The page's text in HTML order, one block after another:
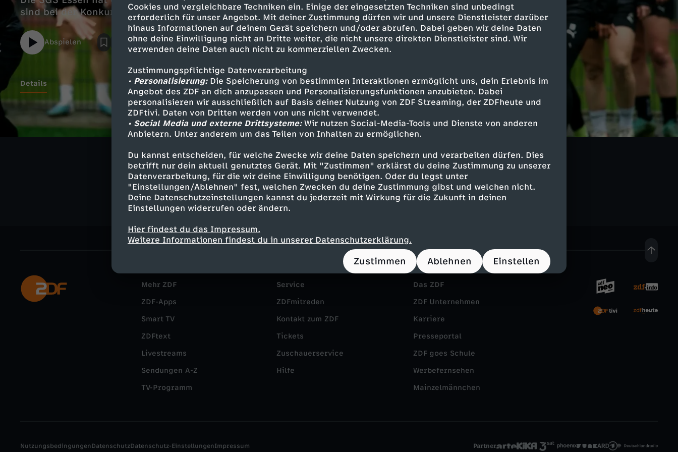
Cookies und vergleichbare Techniken ein. Einige der eingesetzten Techniken sind unbedingt
erforderlich für unser Angebot. Mit deiner Zustimmung dürfen wir und unsere Dienstleister darüber
hinaus Informationen auf deinem Gerät speichern und/oder abrufen. Dabei geben wir deine Daten
ohne deine Einwilligung nicht an Dritte weiter, die nicht unsere direkten Dienstleister sind. Wir
verwenden deine Daten auch nicht zu kommerziellen Zwecken.
Zustimmungspflichtige Datenverarbeitung
• Personalisierung:Die Speicherung von bestimmten Interaktionen ermöglicht uns, dein Erlebnis im
Angebot des ZDF an dich anzupassen und Personalisierungsfunktionen anzubieten. Dabei
personalisieren wir ausschließlich auf Basis deiner Nutzung von ZDF Streaming, der ZDFheute und
ZDFtivi. Daten von Dritten werden von uns nicht verwendet.
• Social Media und externe Drittsysteme:Wir nutzen Social-Media-Tools und Dienste von anderen
Anbietern. Unter anderem um das Teilen von Inhalten zu ermöglichen.
Du kannst entscheiden, für welche Zwecke wir deine Daten speichern und verarbeiten dürfen. Dies
betrifft nur dein aktuell genutztes Gerät. Mit "Zustimmen" erklärst du deine Zustimmung zu unserer
Datenverarbeitung, für die wir deine Einwilligung benötigen. Oder du legst unter
"Einstellungen/Ablehnen" fest, welchen Zwecken du deine Zustimmung gibst und welchen nicht.
Deine Datenschutzeinstellungen kannst du jederzeit mit Wirkung für die Zukunft in deinen
Einstellungen widerrufen oder ändern.
Hier findest du das Impressum.
Weitere Informationen findest du in unserer Datenschutzerklärung.
Zustimmen Ablehnen Einstellen
sind bei der Konkurrenz begehrt.
Abspielen
Details
Ähnliche Inhalte entdecken
Sport Dokumentation informativ
Untertitel
Die Suche nach dem Boom im Frauenfußball
Mehr ZDF
ZDF-Apps
Smart TV
ZDFtext
Livestreams
Sendungen A-Z
TV-Programm
Service
ZDFmitreden
Kontakt zum ZDF
Tickets
Zuschauerservice
Hilfe
Das ZDF
ZDF Unternehmen
Karriere
Presseportal
ZDF goes Schule
Werbefernsehen
Mainzelmännchen
Partner
NutzungsbedingungenDatenschutzDatenschutz-EinstellungenImpressum